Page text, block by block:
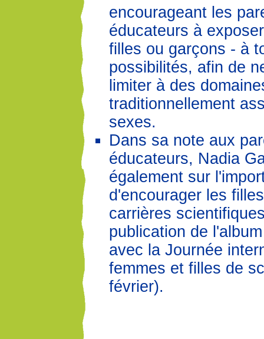
encourageant les
éducateurs à
filles ou garçons - à
possibilités, afin de
limiter à des
traditionnellement
sexes.
Dans sa note aux
éducateurs, Nadia
également sur
d'encourager les
carrières
publication de
avec la Journée
femmes et filles de
février).